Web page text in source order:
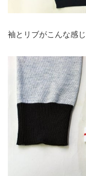
袖とリブがこんな感